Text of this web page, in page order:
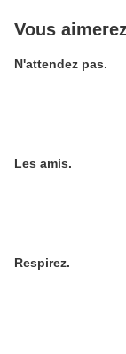
Vous
N'attendez pas.
Les amis.
Respirez.